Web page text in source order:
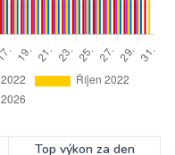
Top výkon za den